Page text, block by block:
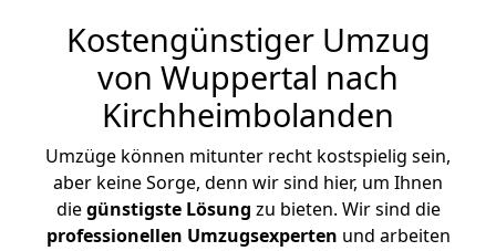
Kostengünstiger Umzug
von Wuppertal nach
Kirchheimbolanden
Umzüge können mitunter recht kostspielig sein,
aber keine Sorge, denn wir sind hier, um Ihnen
diegünstigste Lösung zu bieten. Wir sind die
professionellen Umzugsexperten und arbeiten